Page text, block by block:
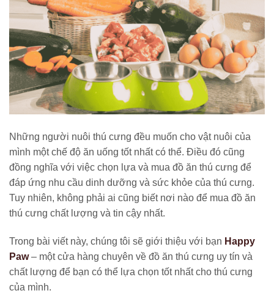
Những người nuôi thú cưng đều muốn cho vật nuôi của
mình một chế độ ăn uống tốt nhất có thể. Điều đó cũng
đồng nghĩa với việc chọn lựa và mua đồ ăn thú cưng để
đáp ứng nhu cầu dinh dưỡng và sức khỏe của thú cưng.
Tuy nhiên, không phải ai cũng biết nơi nào để mua đồ ăn
thú cưng chất lượng và tin cậy nhất.
Trong bài viết này, chúng tôi sẽ giới thiệu với bạn Happy
Paw– một cửa hàng chuyên về đồ ăn thú cưng uy tín và
chất lượng để bạn có thể lựa chọn tốt nhất cho thú cưng
của mình.